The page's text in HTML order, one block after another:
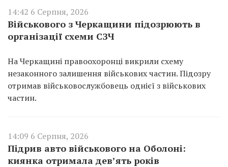
14:42 6 Серпня, 2026
Військового з Черкащини підозрюють в
організації схеми СЗЧ
На Черкащині правоохоронці викрили схему
незаконного залишення військових частин. Підозру
отримав військовослужбовець однієї з військових
частин.
14:09 6 Серпня, 2026
Підрив авто військового на Оболоні:
киянка отримала дев’ять років